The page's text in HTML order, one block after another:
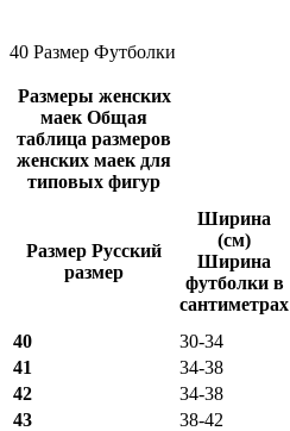
40 Размер Футболки
Размеры женских
маек Общая
таблица размеров
женских маек для
типовых фигур
Размер Русский
размер
Ширина
(см)
Ширина
футболки в
сантиметрах
40 30-34
41
34-38
42
34-38
43
38-42